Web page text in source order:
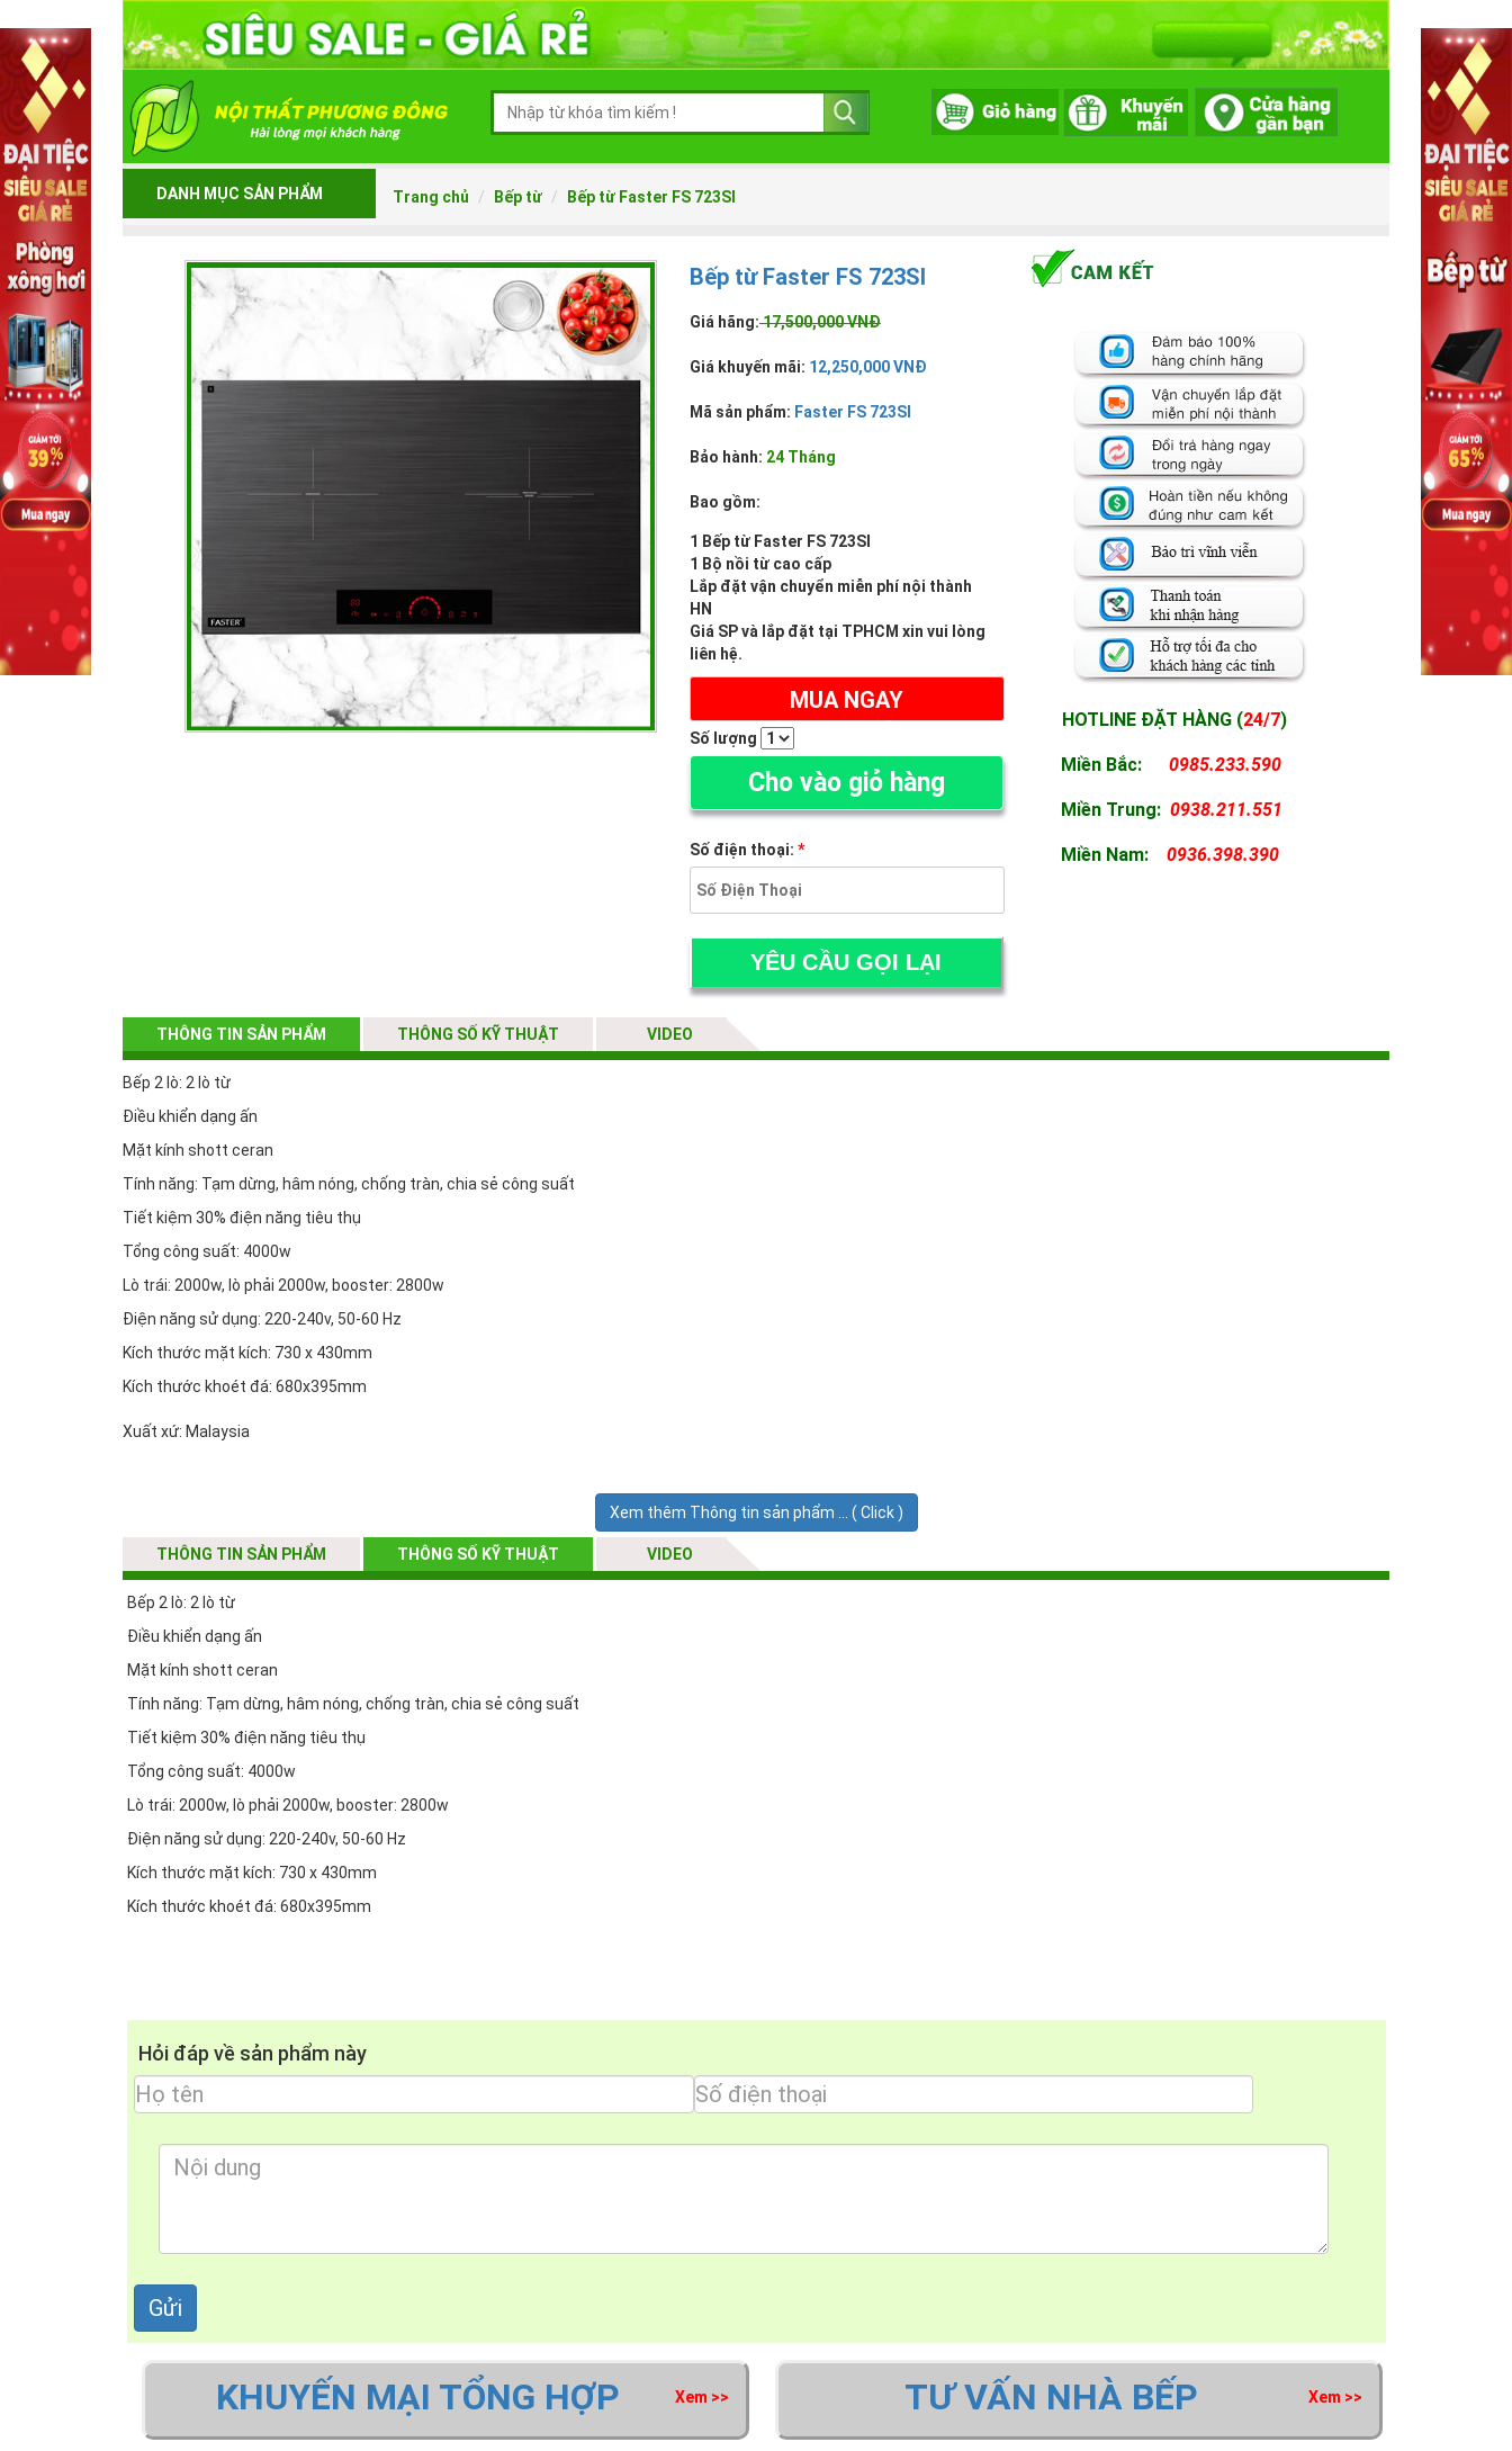
DANH MỤC SẢN PHẨM Trang chủ Bếp từ Bếp từ Faster FS 723SI
Bếp từ Faster FS 723SI
Giá hãng:17,500,000 VNĐ
Giá khuyến mãi: 12,250,000 VNĐ
Mã sản phẩm: Faster FS 723SI
Bảo hành: 24 Tháng
Bao gồm:
1 Bếp từ Faster FS 723SI
1 Bộ nồi từ cao cấp
Lắp đặt vận chuyển miễn phí nội thành
HN
Giá SP và lắp đặt tại TPHCM xin vui lòng
liên hệ.
MUA NGAY
(ĐẶT HÀNG ONLINE TRỪ NGAY 3%)
Số lượng
Cho vào giỏ hàng
Số điện thoại: *
HOTLINE ĐẶT HÀNG (24/7)
Miền Bắc: 0985.233.590
MiềnTrung: 0938.211.551
MiềnNam: 0936.398.390
THÔNG TIN SẢN PHẨM THÔNG SỐ KỸ THUẬT VIDEO
Bếp 2 lò: 2 lò từ
Điều khiển dạng ấn
Mặt kính shott ceran
Tính năng: Tạm dừng, hâm nóng, chống tràn, chia sẻ công suất
Tiết kiệm 30% điện năng tiêu thụ
Tổng công suất: 4000w
Lò trái: 2000w, lò phải 2000w, booster: 2800w
Điện năng sử dụng: 220-240v, 50-60 Hz
Kích thước mặt kích: 730 x 430mm
Kích thước khoét đá: 680x395mm
Xuất xứ: Malaysia
Xem thêm Thông tin sản phẩm ... ( Click )
THÔNG TIN SẢN PHẨM THÔNG SỐ KỸ THUẬT VIDEO
Bếp 2 lò: 2 lò từ
Điều khiển dạng ấn
Mặt kính shott ceran
Tính năng: Tạm dừng, hâm nóng, chống tràn, chia sẻ công suất
Tiết kiệm 30% điện năng tiêu thụ
Tổng công suất: 4000w
Lò trái: 2000w, lò phải 2000w, booster: 2800w
Điện năng sử dụng: 220-240v, 50-60 Hz
Kích thước mặt kích: 730 x 430mm
Kích thước khoét đá: 680x395mm
Hỏi đáp về sản phẩm này
KHUYẾN MẠI TỔNG HỢP Xem >> TƯ VẤN NHÀ BẾP Xem >>